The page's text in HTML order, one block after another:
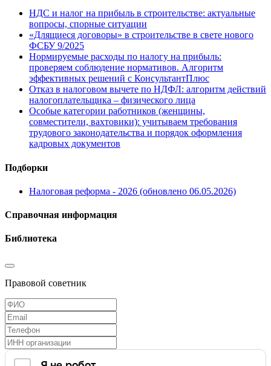
НДС и налог на прибыль в строительстве: актуальные
вопросы, спорные ситуации
«Длящиеся договоры» в строительстве в свете нового
ФСБУ 9/2025
Нормируемые расходы по налогу на прибыль:
проверяем соблюдение нормативов. Алгоритм
эффективных решений с КонсультантПлюс
Отказ в налоговом вычете по НДФЛ: алгоритм действий
налогоплательщика – физического лица
Особые категории работников (женщины,
совместители, вахтовики): учитываем требования
трудового законодательства и порядок оформления
кадровых документов
Подборки
Налоговая реформа - 2026 (обновлено 06.05.2026)
Справочная информация
Библиотека
Правовой советник